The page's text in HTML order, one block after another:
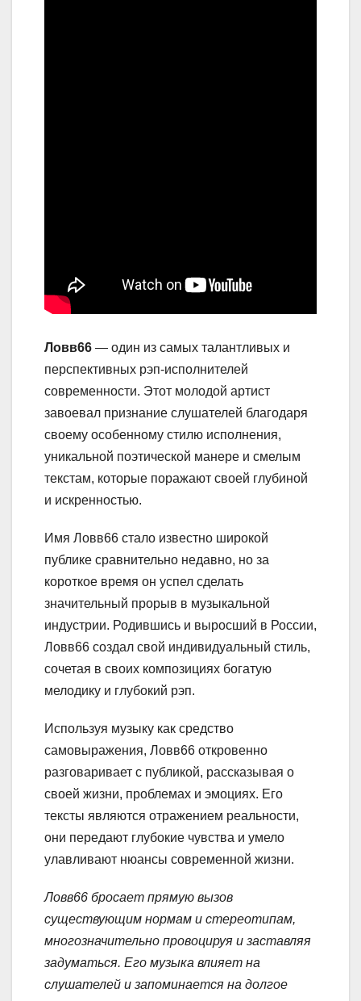
Ловв66 — один из самых талантливых и
перспективных рэп-исполнителей
современности. Этот молодой артист
завоевал признание слушателей благодаря
своему особенному стилю исполнения,
уникальной поэтической манере и смелым
текстам, которые поражают своей глубиной
и искренностью.
Имя Ловв66 стало известно широкой
публике сравнительно недавно, но за
короткое время он успел сделать
значительный прорыв в музыкальной
индустрии. Родившись и выросший в России,
Ловв66 создал свой индивидуальный стиль,
сочетая в своих композициях богатую
мелодику и глубокий рэп.
Используя музыку как средство
самовыражения, Ловв66 откровенно
разговаривает с публикой, рассказывая о
своей жизни, проблемах и эмоциях. Его
тексты являются отражением реальности,
они передают глубокие чувства и умело
улавливают нюансы современной жизни.
Ловв66 бросает прямую вызов
существующим нормам и стереотипам,
многозначительно провоцируя и заставляя
задуматься. Его музыка влияет на
слушателей и запоминается на долгое